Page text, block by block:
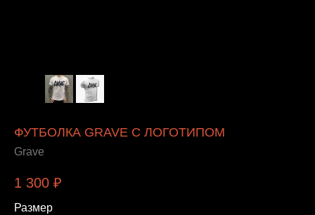
ФУТБОЛКА GRAVE С ЛОГОТИПОМ
Grave
1 300 ₽
Размер